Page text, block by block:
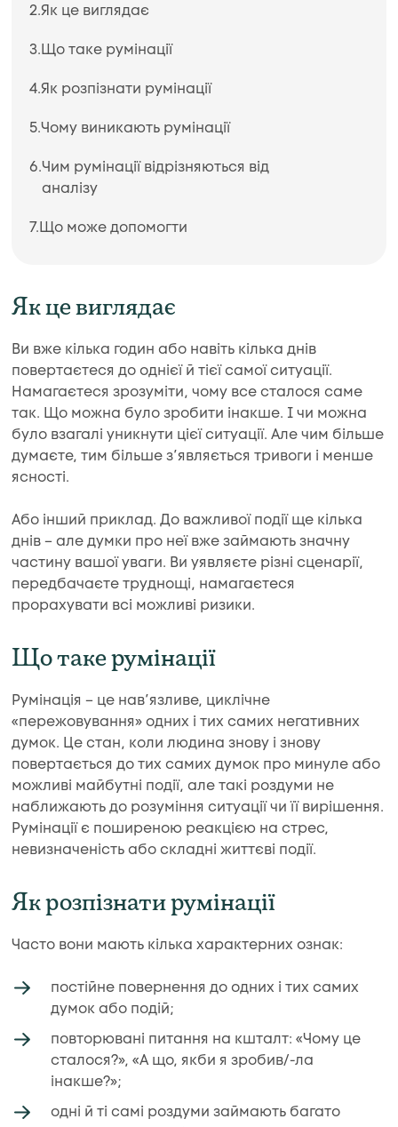
Як це виглядає
Що таке румінації
Як розпізнати румінації
Чому виникають румінації
Чим румінації відрізняються від
аналізу
Що може допомогти
Як це виглядає
Ви вже кілька годин або навіть кілька днів
повертаєтеся до однієї й тієї самої ситуації.
Намагаєтеся зрозуміти, чому все сталося саме
так. Що можна було зробити інакше. І чи можна
було взагалі уникнути цієї ситуації. Але чим більше
думаєте, тим більше з’являється тривоги і менше
ясності.
Або інший приклад. До важливої події ще кілька
днів – але думки про неї вже займають значну
частину вашої уваги. Ви уявляєте різні сценарії,
передбачаєте труднощі, намагаєтеся
прорахувати всі можливі ризики.
Що таке румінації
Румінація – це нав’язливе, циклічне
«пережовування» одних і тих самих негативних
думок. Це стан, коли людина знову і знову
повертається до тих самих думок про минуле або
можливі майбутні події, але такі роздуми не
наближають до розуміння ситуації чи її вирішення.
Румінації є поширеною реакцією на стрес,
невизначеність або складні життєві події.
Як розпізнати румінації
Часто вони мають кілька характерних ознак:
постійне повернення до одних і тих самих
думок або подій;
повторювані питання на кшталт: «Чому це
сталося?», «А що, якби я зробив/-ла
інакше?»;
одні й ті самі роздуми займають багато